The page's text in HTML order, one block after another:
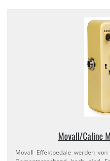
Movall/​Caline
Movall Effektpedale werden